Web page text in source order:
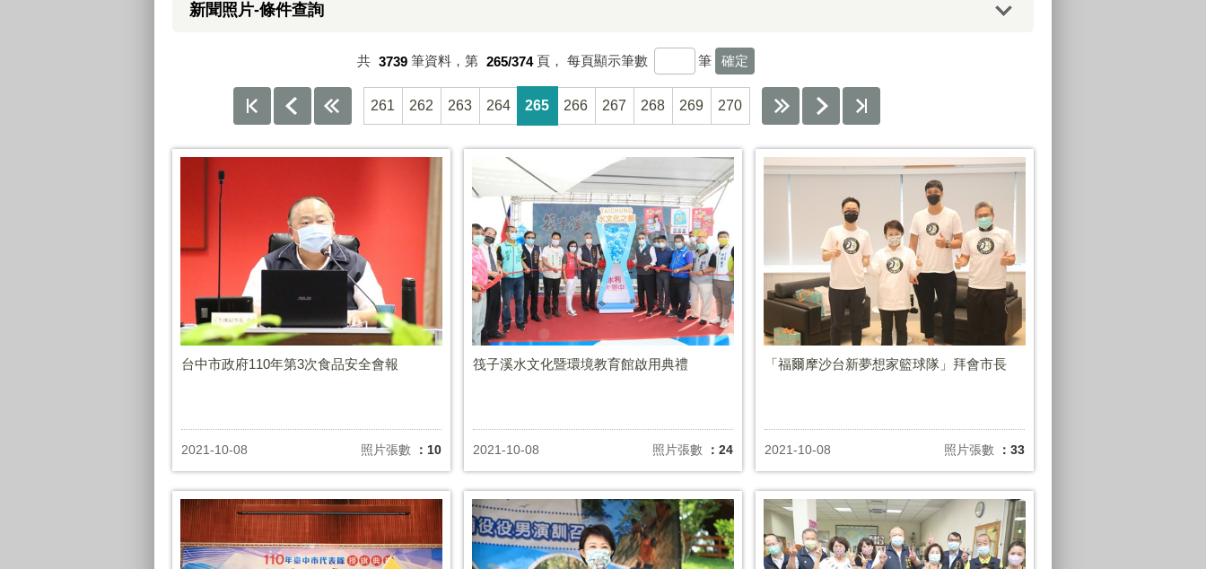
新聞照片-條件查詢
共 3739 筆資料，第 265/374 頁， 每頁顯示筆數 筆
261 262 263 264 265 266 267 268 269 270
台中市政府110年第3次食品安全會報
2021-10-08 照片張數 ：10
筏子溪水文化暨環境教育館啟用典禮
2021-10-08 照片張數 ：24
「福爾摩沙台新夢想家籃球隊」拜會市長
2021-10-08 照片張數 ：33